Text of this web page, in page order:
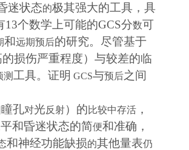
迷状态的极其强大的工具，具
13个数学上可能的GCS分数可
和远期预后的研究。尽管基于
损伤严重程度）与较差的临
测 工具。证明 GCS与预后之间
孔对光反射）的比较中存活，
和昏迷状态的简便和准确，
和神经功能缺损的其他量表仍